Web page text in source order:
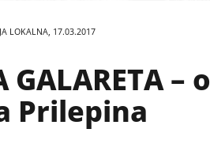
LOKALNA, 17.03.2017
GALARETA – o
Prilepina